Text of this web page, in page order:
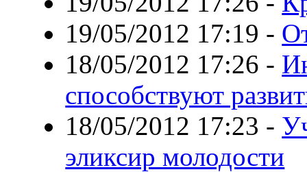
19/05/2012 17:19 -
18/05/2012 17:26 -
способствуют
18/05/2012 17:23 -
эликсир молодости